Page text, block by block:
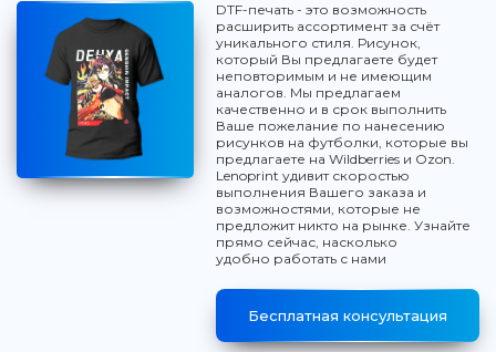
DTF-печать - это возможность
расширить ассортимент за счёт
уникального стиля. Рисунок,
который Вы предлагаете будет
неповторимым и не имеющим
аналогов. Мы предлагаем
качественно и в срок выполнить
Ваше пожелание по нанесению
рисунков на футболки, которые вы
предлагаете на Wildberries и Ozon.
Lenoprint удивит скоростью
выполнения Вашего заказа и
возможностями, которые не
предложит никто на рынке. Узнайте
прямо сейчас, насколько
удобно работать с нами
Бесплатная консультация